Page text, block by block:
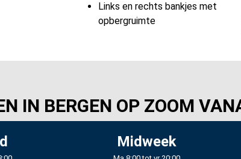
Links en rechts bankjes met
opbergruimte
IN BERGEN OP ZOOM
Midweek